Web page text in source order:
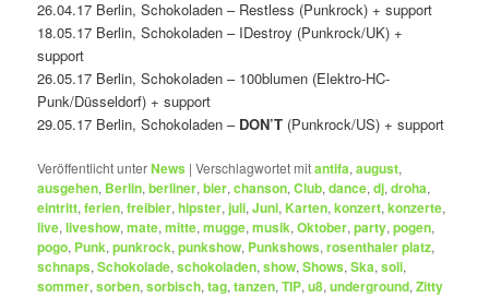
26.04.17 Berlin, Schokoladen – Restless (Punkrock) + support
18.05.17 Berlin, Schokoladen – IDestroy (Punkrock/UK) +
support
26.05.17 Berlin, Schokoladen – 100blumen (Elektro-HC-
Punk/Düsseldorf) + support
29.05.17 Berlin, Schokoladen – DON’T (Punkrock/US) + support
Veröffentlicht unterNews |Verschlagwortet mitantifa,august,
ausgehen, Berlin,berliner,bier,chanson,Club,dance,dj,droha,
eintritt,ferien,freibier,hipster,juli,Juni, Karten,konzert,konzerte,
live,liveshow,mate,mitte,mugge,musik,Oktober,party,pogen,
pogo, Punk,punkrock,punkshow, Punkshows,rosenthaler platz,
schnaps,Schokolade,schokoladen,show,Shows,Ska,soli,
sommer,sorben,sorbisch,tag,tanzen,TIP,u8,underground,Zitty